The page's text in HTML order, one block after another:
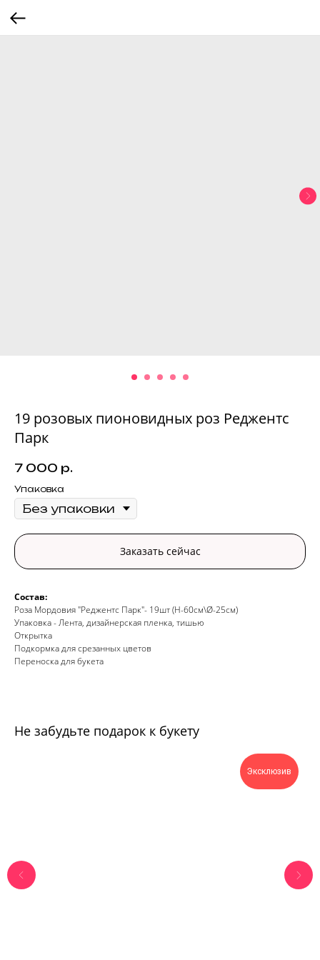
19 розовых пионовидных роз Реджентс
Парк
7 000 р.
Упаковка
Заказать сейчас
Состав:
Роза Мордовия "Реджентс Парк"- 19шт (H-60см\Ø-25см)
Упаковка - Лента, дизайнерская пленка, тишью
Открытка
Подкормка для срезанных цветов
Переноска для букета
Не забудьте подарок к букету
Эксклюзив